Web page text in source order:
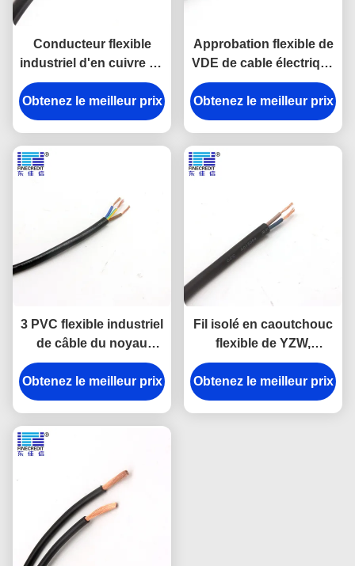
Conducteur flexible
industriel d'en cuivre de
noyau de Muti de câble
de H05VVF 0.5-6mm2
Obtenez le meilleur prix
Approbation flexible de
VDE de cable électrique
de PVC de H05V2V2-F
2x0.75mm2 300/500V
Obtenez le meilleur prix
3 PVC flexible industriel
de câble du noyau
2.5mm2 isolé pour le
ménage
Obtenez le meilleur prix
Fil isolé en caoutchouc
flexible de YZW,
conducteur de cuivre
nu Cable de 1.5mm - de
400mm
Obtenez le meilleur prix